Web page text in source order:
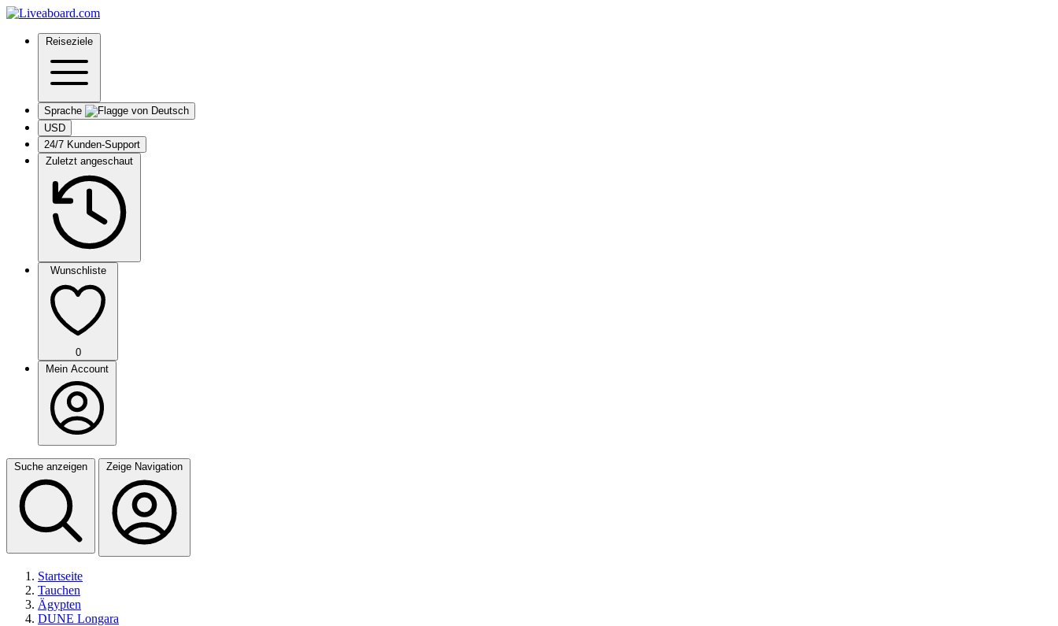
Reiseziele
Sprache
USD
24/7 Kunden-Support
Zuletzt angeschaut
Wunschliste
0
Mein Account
Suche anzeigen Zeige Navigation
Startseite
Tauchen
Ägypten
DUNE Longara